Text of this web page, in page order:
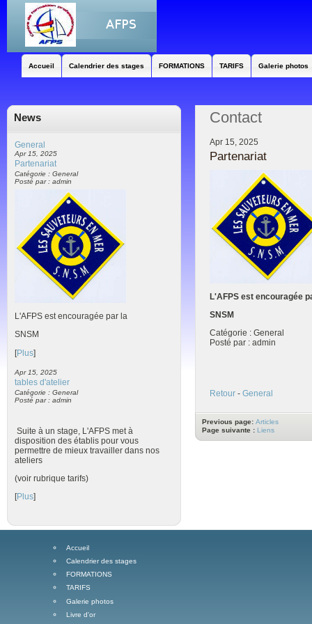
Accueil Calendrier des stages FORMATIONS TARIFS Galerie photos
News
General
Apr 15, 2025
Partenariat
Catégorie : General
Posté par : admin
L'AFPS est encouragée par la
SNSM
[Plus]
Apr 15, 2025
tables d'atelier
Catégorie : General
Posté par : admin
Suite à un stage, L'AFPS met à
disposition des établis pour vous
permettre de mieux travailler dans nos
ateliers
(voir rubrique tarifs)
[Plus]
Contact
Apr 15, 2025
Partenariat
L'AFPS est encouragée
SNSM
Catégorie : General
Posté par : admin
Retour - General
Previous page: Articles
Page suivante : Liens
Accueil
Calendrier des stages
FORMATIONS
TARIFS
Galerie photos
Livre d'or